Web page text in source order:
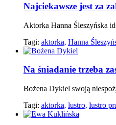
Najciekawsze jest za
Aktorka Hanna Śleszyńska
Tagi: aktorka, Hanna
Na śniadanie trzeba
Bożena Dykiel swoją
Tagi: aktorka, lustro, lustro